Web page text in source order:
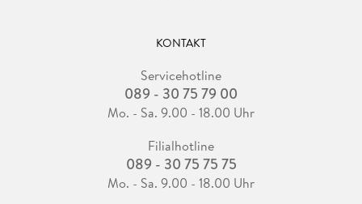
KONTAKT
Servicehotline
089 - 30 75 79 00
Mo. - Sa. 9.00 - 18.00 Uhr
Filialhotline
089 - 30 75 75 75
Mo. - Sa. 9.00 - 18.00 Uhr